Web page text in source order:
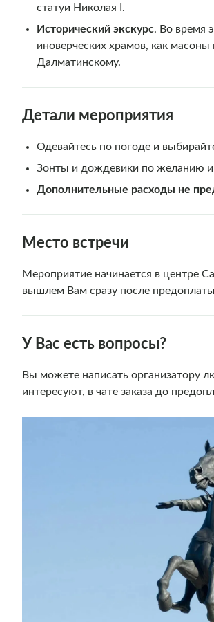
статуи Николая I.
Исторический экскурс. Во время
иноверческих храмов, как
Далматинскому.
Детали мероприятия
Одевайтесь по погоде и
Зонты и дождевики по желанию
Дополнительные расходы не
Место встречи
Мероприятие начинается в центре
вышлем Вам сразу после
У Вас есть вопросы?
Вы можете написать организатору
интересуют, в чате заказа до